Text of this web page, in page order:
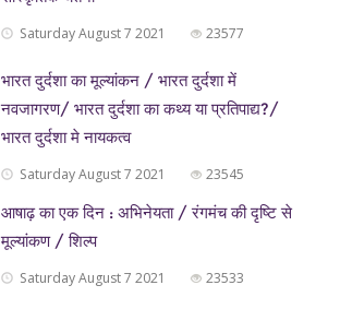
Saturday August 7 2021 23577
भारत दुर्दशा का मूल्यांकन / भारत दुर्दशा में
नवजागरण/ भारत दुर्दशा का कथ्य या प्रतिपाद्य?/
भारत दुर्दशा मे नायकत्व
Saturday August 7 2021 23545
आषाढ़ का एक दिन : अभिनेयता / रंगमंच की दृष्टि से
मूल्यांकण / शिल्प
Saturday August 7 2021 23533